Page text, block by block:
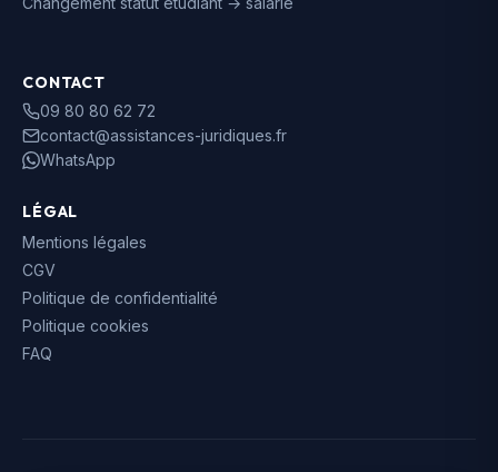
CONTACT
09 80 80 62 72
contact@assistances-juridiques.fr
WhatsApp
LÉGAL
Mentions légales
CGV
Politique de confidentialité
Politique cookies
FAQ